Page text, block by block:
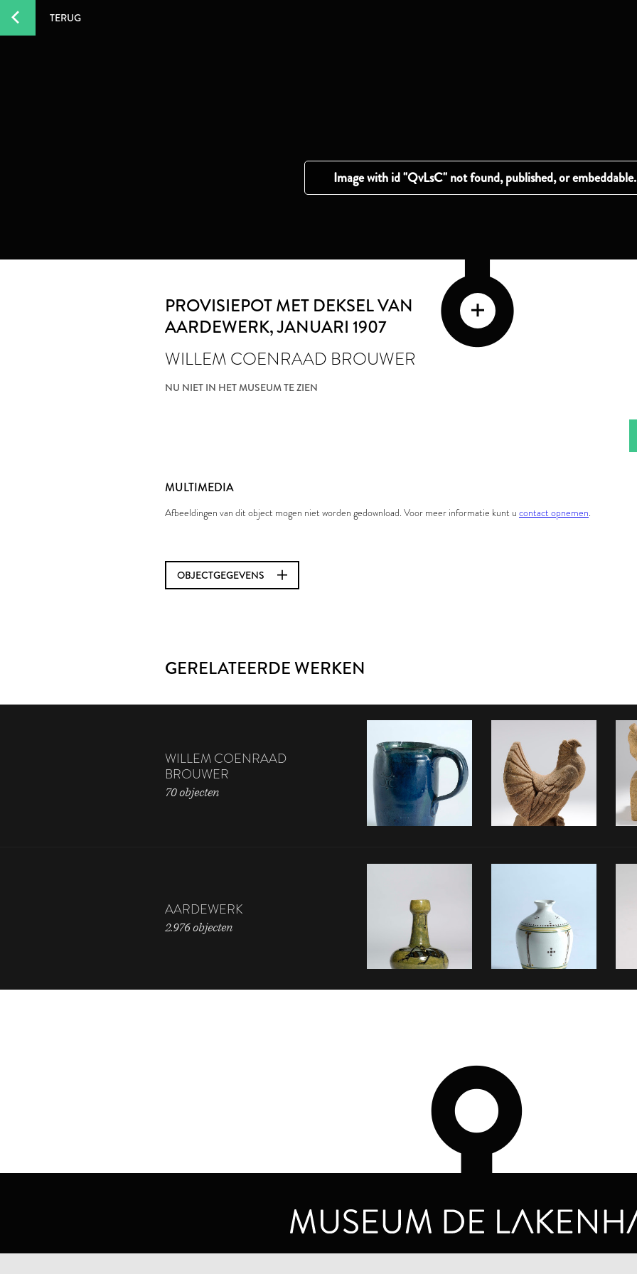
TERUG
PROVISIEPOT MET DEKSEL VAN
AARDEWERK, JANUARI 1907
WILLEM COENRAAD BROUWER
NU NIET IN HET MUSEUM TE ZIEN
MULTIMEDIA
Afbeeldingen van dit object mogen niet worden gedownload. Voor meer informatie kunt u contact opnemen.
OBJECTGEGEVENS
GERELATEERDE WERKEN
WILLEM COENRAAD
BROUWER
70 objecten
AARDEWERK
2.976 objecten